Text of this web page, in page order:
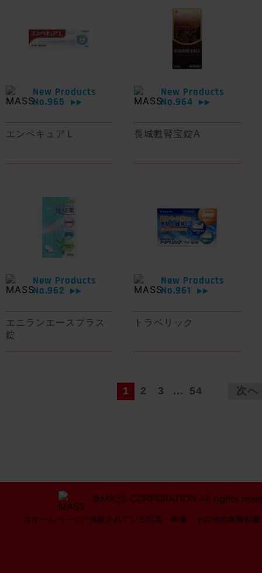
New Products
No.965
▶▶
エンペキュアＬ
New Products
No.964
▶▶
長城甦腎宝錠A
New Products
No.962
▶▶
エニランエースプラス
錠
New Products
No.961
▶▶
トラベリック
1 2 3 ... 54 次
©MASS CORPORATION All rights
当ホームページに掲載されている写真・画像・その他の無断転